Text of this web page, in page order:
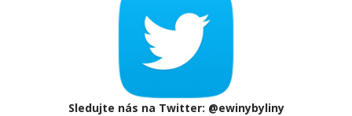
Sledujte nás na Twitter: @ewinybyliny